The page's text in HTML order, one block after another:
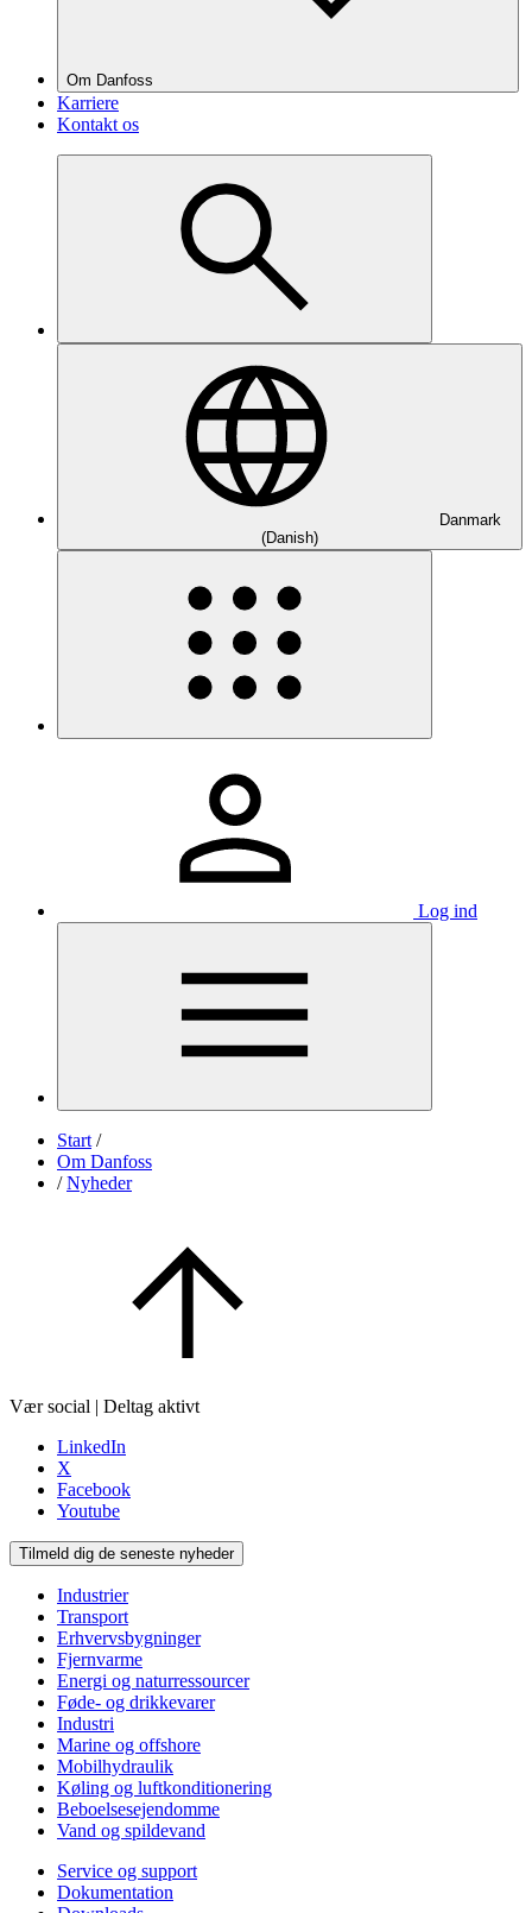
Om Danfoss
Karriere
Kontakt os
Danmark
(Danish)
Log ind
Start /
Om Danfoss
/ Nyheder
Vær social | Deltag aktivt
LinkedIn
X
Facebook
Youtube
Tilmeld dig de seneste nyheder
Industrier
Transport
Erhvervsbygninger
Fjernvarme
Energi og naturressourcer
Føde- og drikkevarer
Industri
Marine og offshore
Mobilhydraulik
Køling og luftkonditionering
Beboelsesejendomme
Vand og spildevand
Service og support
Dokumentation